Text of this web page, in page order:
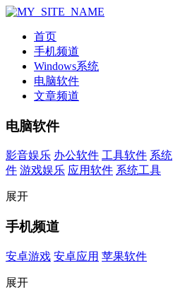
首页
手机频道
Windows系统
电脑软件
文章频道
电脑软件
影音娱乐 办公软件 工具软件 系统
件 游戏娱乐 应用软件 系统工具
展开
手机频道
安卓游戏 安卓应用 苹果软件
展开